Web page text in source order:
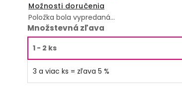
Možnosti doručenia
Položka bola vypredaná…
Množstevná zľava
1 - 2 ks
3 a viac ks = zľava 5 %